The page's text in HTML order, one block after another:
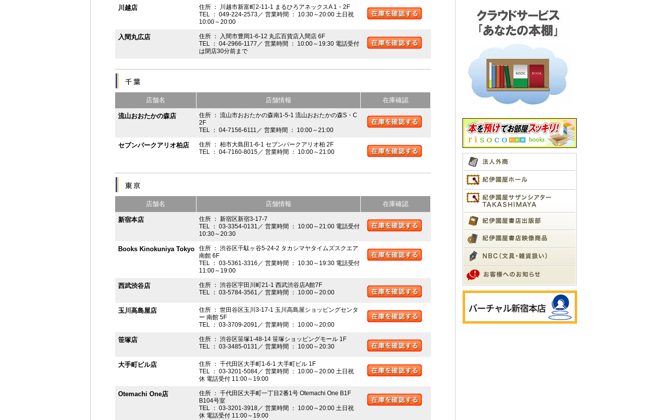
川越店
住所 ： 川越市新富町2-11-1 まるひろアネックスA 1・2F
TEL ： 049-224-2573／ 営業時間 ： 10:30～20:00 土日祝
10:00～20:00
入間丸広店
住所 ： 入間市豊岡1-6-12 丸広百貨店入間店 6F
TEL ： 04-2966-1177／ 営業時間 ： 10:00～19:30 電話受付
は閉店30分前まで
店舗名 店舗情報 在庫確認
流山おおたかの森店
住所 ： 流山市おおたかの森南1-5-1 流山おおたかの森S・C
2F
TEL ： 04-7156-6111／ 営業時間 ： 10:00～21:00
セブンパークアリオ柏店
住所 ： 柏市大島田1-6-1 セブンパークアリオ柏 2F
TEL ： 04-7160-8015／ 営業時間 ： 10:00～21:00
店舗名 店舗情報 在庫確認
新宿本店
住所 ： 新宿区新宿3-17-7
TEL ： 03-3354-0131／ 営業時間 ： 10:00～21:00 電話受付
10:30～20:30
Books Kinokuniya Tokyo
住所 ： 渋谷区千駄ヶ谷5-24-2 タカシマヤタイムズスクエア
南館 6F
TEL ： 03-5361-3316／ 営業時間 ： 10:30～19:30 電話受付
11:00～19:00
西武渋谷店
住所 ： 渋谷区宇田川町21-1 西武渋谷店A館7F
TEL ： 03-5784-3561／ 営業時間 ： 10:00～20:00
玉川高島屋店
住所 ： 世田谷区玉川3-17-1 玉川高島屋ショッピングセンタ
ー 南館 5F
TEL ： 03-3709-2091／ 営業時間 ： 10:00～20:00
笹塚店
住所 ： 渋谷区笹塚1-48-14 笹塚ショッピングモール 1F
TEL ： 03-3485-0131／ 営業時間 ： 10:00～20:30
大手町ビル店
住所 ： 千代田区大手町1-6-1 大手町ビル 1F
TEL ： 03-3201-5084／ 営業時間 ： 10:00～20:00 土日祝
休 電話受付 11:00～19:00
Otemachi One店
住所 ： 千代田区大手町一丁目2番1号 Otemachi One B1F
B104号室
TEL ： 03-3201-3918／ 営業時間 ： 10:00～20:00 土日祝
休 電話受付 11:00～19:00